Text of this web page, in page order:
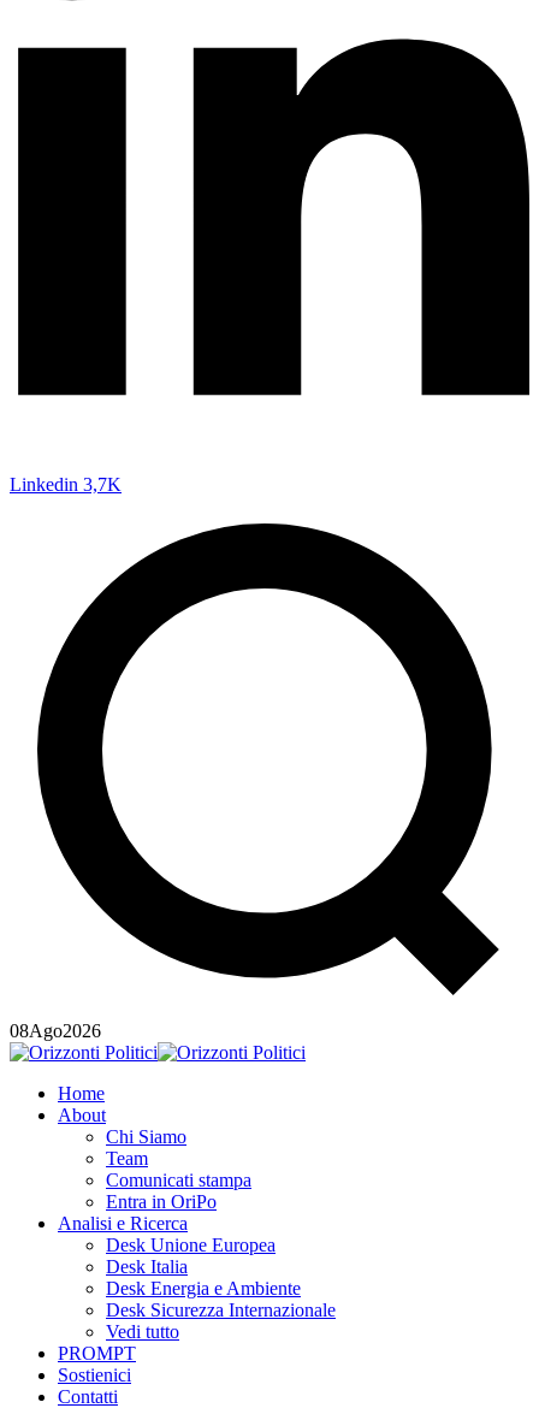
Linkedin 3,7K
08Ago2026
Home
About
Chi Siamo
Team
Comunicati stampa
Entra in OriPo
Analisi e Ricerca
Desk Unione Europea
Desk Italia
Desk Energia e Ambiente
Desk Sicurezza Internazionale
Vedi tutto
PROMPT
Sostienici
Contatti